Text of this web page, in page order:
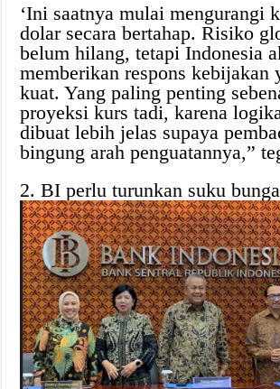
‘Ini saatnya mulai mengurangi
dolar secara bertahap. Risiko
belum hilang, tetapi Indonesia
memberikan respons kebijakan
kuat. Yang paling penting
proyeksi kurs tadi, karena
dibuat lebih jelas supaya
bingung arah penguatannya,”
2. BI perlu turunkan suku